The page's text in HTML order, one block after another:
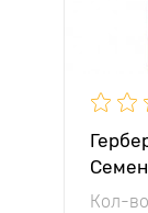
Кол-